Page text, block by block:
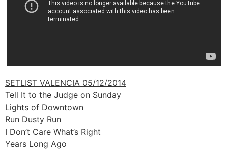
SETLIST VALENCIA 05/12/2014
Tell It to the Judge on Sunday
Lights of Downtown
Run Dusty Run
I Don’t Care What’s Right
Years Long Ago